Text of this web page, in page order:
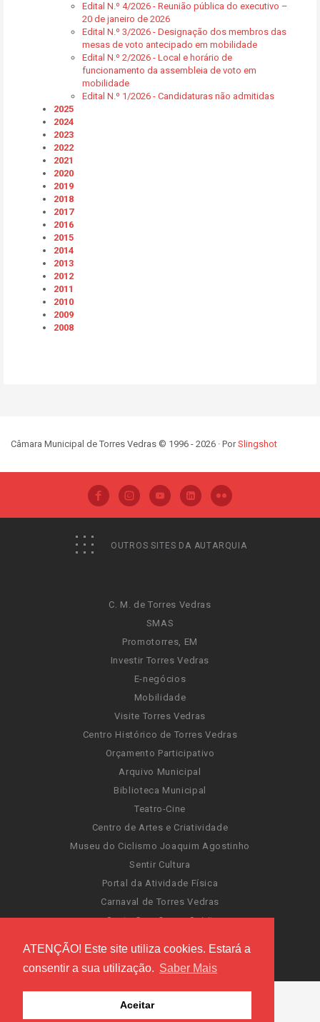
ATENÇÃO! Este site utiliza cookies. Estará a
consentir a sua utilização. Saber Mais
Aceitar
Edital N.º 4/2026 - Reunião pública do executivo –
20 de janeiro de 2026
Edital N.º 3/2026 - Designação dos membros das
mesas de voto antecipado em mobilidade
Edital N.º 2/2026 - Local e horário de
funcionamento da assembleia de voto em
mobilidade
Edital N.º 1/2026 - Candidaturas não admitidas
2025
2024
2023
2022
2021
2020
2019
2018
2017
2016
2015
2014
2013
2012
2011
2010
2009
2008
Câmara Municipal de Torres Vedras © 1996 - 2026 · PorSlingshot
OUTROS SITES DA AUTARQUIA
C. M. de Torres Vedras
SMAS
Promotorres, EM
Investir Torres Vedras
E-negócios
Mobilidade
Visite Torres Vedras
Centro Histórico de Torres Vedras
Orçamento Participativo
Arquivo Municipal
Biblioteca Municipal
Teatro-Cine
Centro de Artes e Criatividade
Museu do Ciclismo Joaquim Agostinho
Sentir Cultura
Portal da Atividade Física
Carnaval de Torres Vedras
Santa Cruz Ocean Spirit